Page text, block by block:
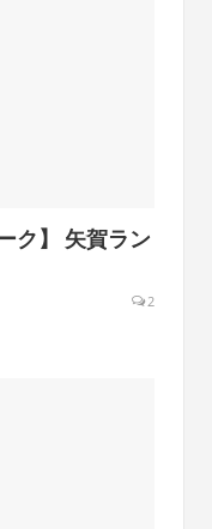
ク】 矢賀ラン
2